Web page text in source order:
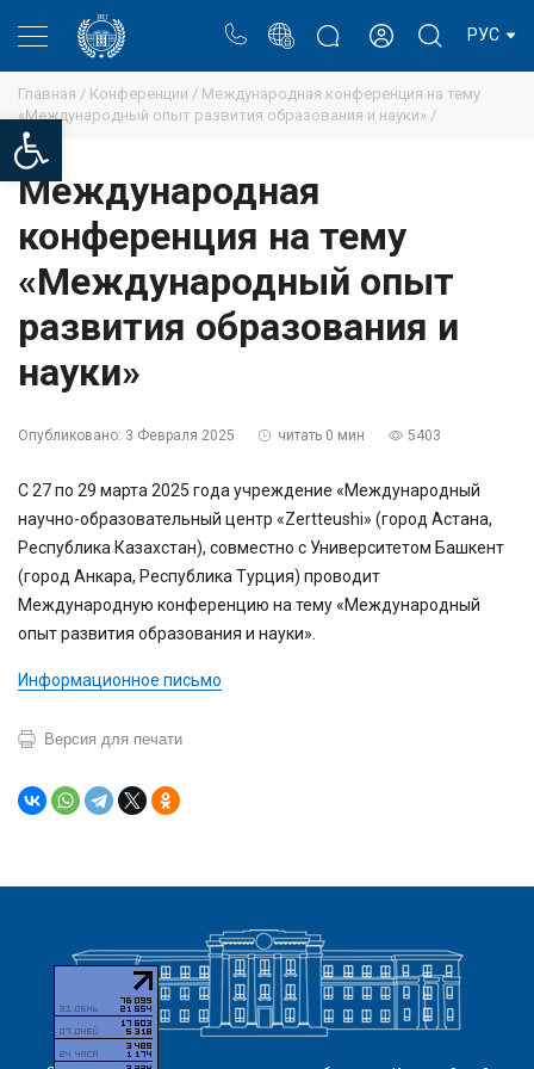
Open toolbar
РУС
Главная / Конференции / Международная конференция на тему
«Международный опыт развития образования и науки» /
Международная
конференция на тему
«Международный опыт
развития образования и
науки»
Опубликовано: 3 Февраля 2025 читать 0 мин 5403
С 27 по 29 марта 2025 года учреждение «Международный
научно-образовательный центр «Zertteushi» (город Астана,
Республика Казахстан), совместно с Университетом Башкент
(город Анкара, Республика Турция) проводит
Международную конференцию на тему «Международный
опыт развития образования и науки».
Информационное письмо
Версия для печати